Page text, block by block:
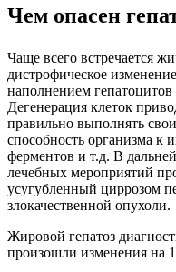
Чем опасен
Чаще всего встречается
дистрофическое
наполнением
Дегенерация клеток
правильно выполнять
способность организма к
ферментов и т.д. В
лечебных мероприятий
усугубленный циррозом
злокачественной опухоли.
Жировой гепатоз
произошли изменения на